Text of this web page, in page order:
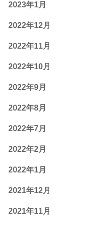
2023年1月
2022年12月
2022年11月
2022年10月
2022年9月
2022年8月
2022年7月
2022年2月
2022年1月
2021年12月
2021年11月